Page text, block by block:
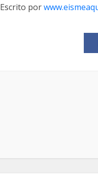
Escrito por